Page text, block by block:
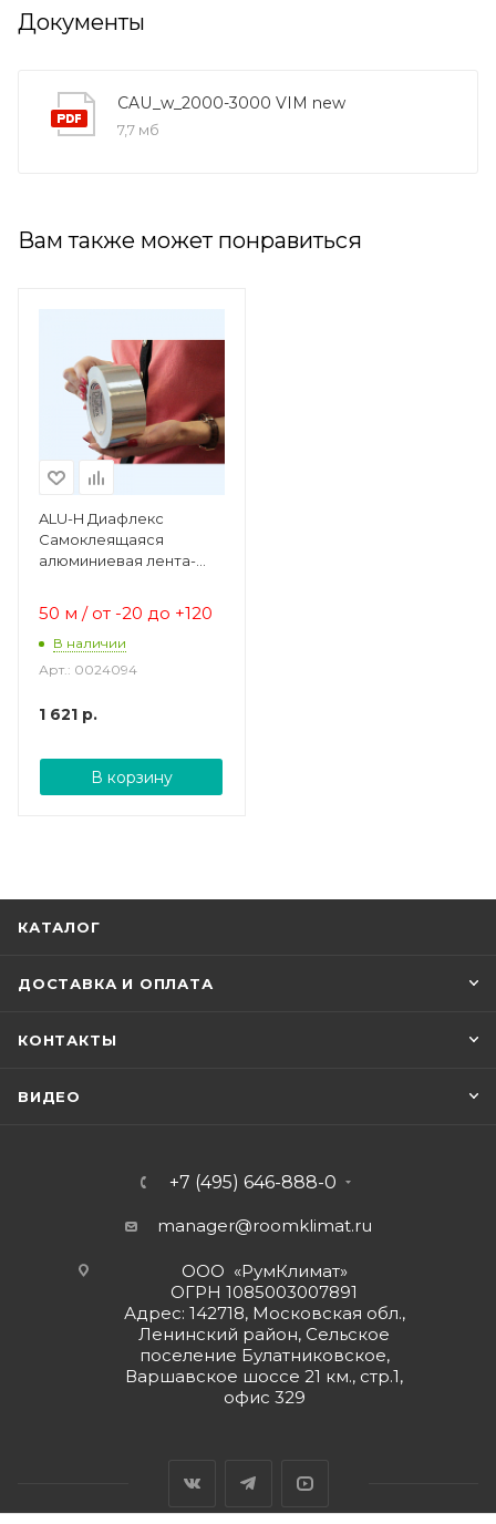
Документы
CAU_w_2000-3000 VIM new
7,7 мб
Вам также может понравиться
ALU-H Диафлекс
Самоклеящаяся
алюминиевая лента-
50 м / от -20 до +120
В наличии
Арт.: 0024094
1 621 р.
В корзину
КАТАЛОГ
ДОСТАВКА И ОПЛАТА
КОНТАКТЫ
ВИДЕО
+7 (495) 646-888-0
manager@roomklimat.ru
ООО «РумКлимат»
ОГРН 1085003007891
Адрес: 142718, Московская обл.,
Ленинский район, Сельское
поселение Булатниковское,
Варшавское шоссе 21 км., стр.1,
офис 329